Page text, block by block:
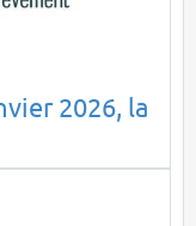
2026, la